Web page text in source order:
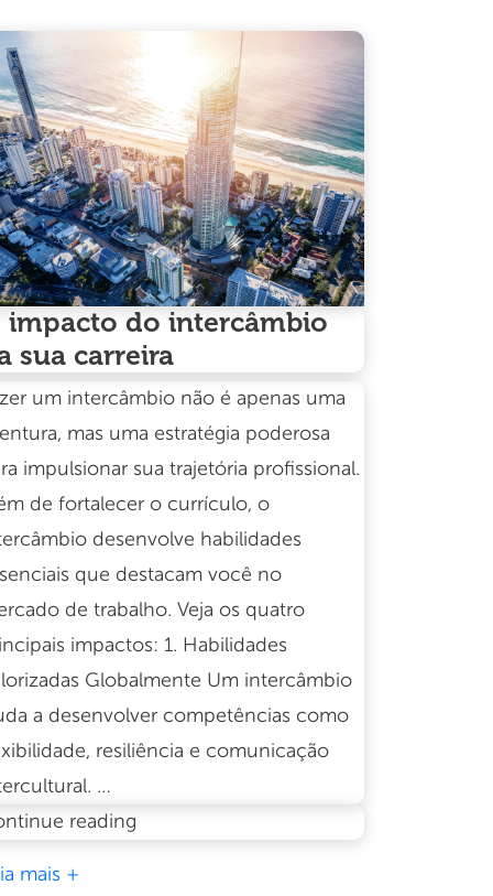
impacto do intercâmbio
sua carreira
um intercâmbio não é apenas uma
mas uma estratégia poderosa
impulsionar sua trajetória profissional.
de fortalecer o currículo, o
desenvolve habilidades
que destacam você no
de trabalho. Veja os quatro
impactos: 1. Habilidades
Globalmente Um intercâmbio
a desenvolver competências como
resiliência e comunicação
…
reading
mais +